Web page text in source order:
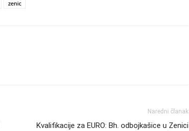
zenic
Naredni članak
Kvalifikacije za EURO: Bh. odbojkašice u Zenici